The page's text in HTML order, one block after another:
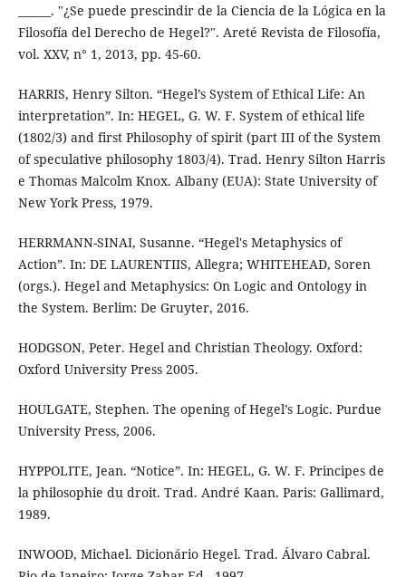
______. "¿Se puede prescindir de la Ciencia de la Lógica en la
Filosofía del Derecho de Hegel?". Areté Revista de Filosofía,
vol. XXV, n° 1, 2013, pp. 45-60.
HARRIS, Henry Silton. “Hegel’s System of Ethical Life: An
interpretation”. In: HEGEL, G. W. F. System of ethical life
(1802/3) and first Philosophy of spirit (part III of the System
of speculative philosophy 1803/4). Trad. Henry Silton Harris
e Thomas Malcolm Knox. Albany (EUA): State University of
New York Press, 1979.
HERRMANN-SINAI, Susanne. “Hegel's Metaphysics of
Action”. In: DE LAURENTIIS, Allegra; WHITEHEAD, Soren
(orgs.). Hegel and Metaphysics: On Logic and Ontology in
the System. Berlim: De Gruyter, 2016.
HODGSON, Peter. Hegel and Christian Theology. Oxford:
Oxford University Press 2005.
HOULGATE, Stephen. The opening of Hegel’s Logic. Purdue
University Press, 2006.
HYPPOLITE, Jean. “Notice”. In: HEGEL, G. W. F. Principes de
la philosophie du droit. Trad. André Kaan. Paris: Gallimard,
1989.
INWOOD, Michael. Dicionário Hegel. Trad. Álvaro Cabral.